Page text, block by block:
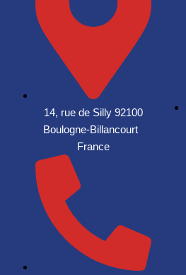
14, rue de Silly 92100
Boulogne-Billancourt
France